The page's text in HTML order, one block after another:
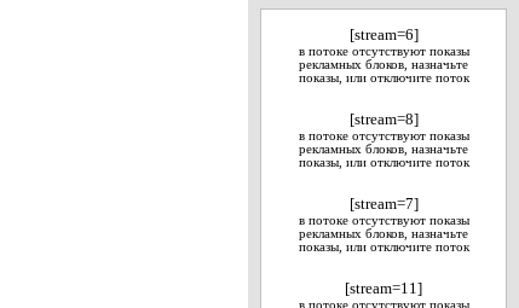
[stream=6]
в потоке отсутствуют показы
рекламных блоков, назначьте
показы, или отключите поток
[stream=8]
в потоке отсутствуют показы
рекламных блоков, назначьте
показы, или отключите поток
[stream=7]
в потоке отсутствуют показы
рекламных блоков, назначьте
показы, или отключите поток
[stream=11]
в потоке отсутствуют показы